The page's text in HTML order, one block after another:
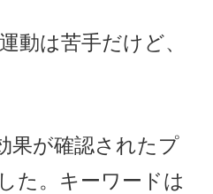
動は苦手だけど、
果が確認されたプ
た。キーワードは